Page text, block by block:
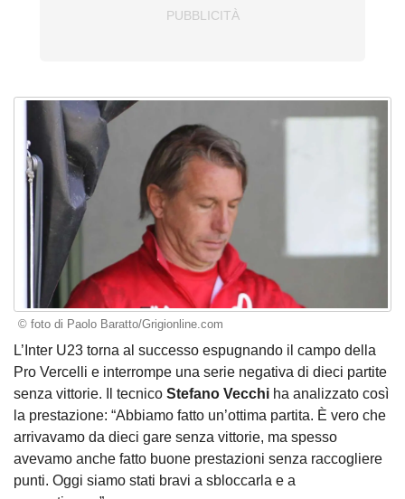
© foto di Paolo Baratto/Grigionline.com
L’Inter U23 torna al successo espugnando il campo della
Pro Vercelli e interrompe una serie negativa di dieci partite
senza vittorie. Il tecnico Stefano Vecchi ha analizzato così
la prestazione: “Abbiamo fatto un’ottima partita. È vero che
arrivavamo da dieci gare senza vittorie, ma spesso
avevamo anche fatto buone prestazioni senza raccogliere
punti. Oggi siamo stati bravi a sbloccarla e a